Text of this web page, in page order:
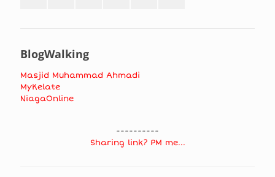
BlogWalking
Masjid Muhammad Ahmadi
MyKelate
NiagaOnline
----------
Sharing link? PM me...